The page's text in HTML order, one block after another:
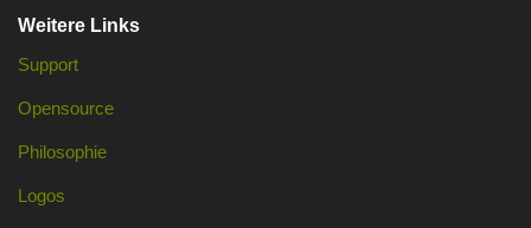
Weitere Links
Support
Opensource
Philosophie
Logos